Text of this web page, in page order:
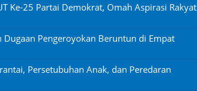
Ke-25 Partai Demokrat, Omah Aspirasi Rakyat
Pengeroyokan Beruntun di Empat
Persetubuhan Anak, dan Peredaran